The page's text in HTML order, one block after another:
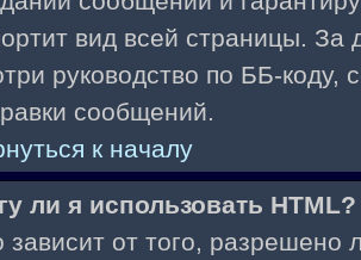
вид всей страницы.
руководство по ББ-коду,
сообщений.
к началу
ли я использовать HTML?
зависит от того,